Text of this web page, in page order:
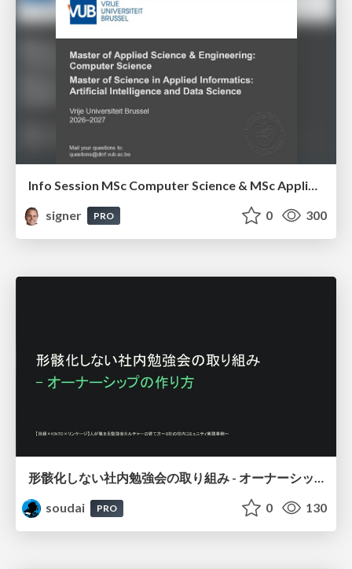
signer
PRO 0 300
形骸化しない社内勉強会の取り組み - オーナーシップの作り方 / In-house study session
soudai
PRO 0 130